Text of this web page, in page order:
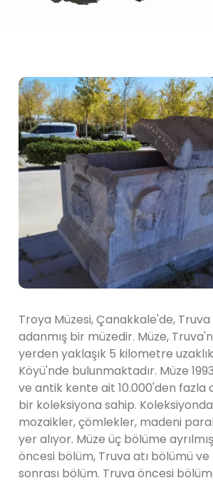
Troya Müzesi, Çanakkale'de,
adanmış bir müzedir. Müze,
yerden yaklaşık 5 kilometre
Köyü'nde bulunmaktadır. Müze
ve antik kente ait 10.000'den fazla
bir koleksiyona sahip.
mozaikler, çömlekler, madeni
yer alıyor. Müze üç bölüme
öncesi bölüm, Truva atı bölümü ve
sonrası bölüm. Truva öncesi